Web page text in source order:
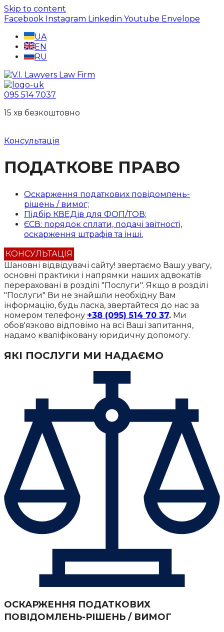
Skip to content
Facebook Instagram Linkedin Youtube Envelope
UA
EN
RU
095 514 7037
15 хв безкоштовно
Консультація
ПОДАТКОВЕ ПРАВО
Оскарження податкових повідомлень-
рішень / вимог;
Підбір КВЕДів для ФОП/ТОВ;
ЄСВ: порядок сплати, подачі звітності,
оскарження штрафів та інші.
КОНСУЛЬТАЦІЯ
Шановні відвідувачі сайту! звертаємо Вашу увагу,
основні практики і напрямки наших адвокатів
перераховані в розділі "Послуги". Якщо в розділі
"Послуги" Ви не знайшли необхідну Вам
інформацію, будь ласка, звертайтеся до нас за
номером телефону +38 (095) 514 70 37. Ми
обов'язково відповімо на всі Ваші запитання,
надамо кваліфіковану юридичну допомогу.
ЯКІ ПОСЛУГИ МИ НАДАЄМО
ОСКАРЖЕННЯ ПОДАТКОВИХ
ПОВІДОМЛЕНЬ-РІШЕНЬ / ВИМОГ